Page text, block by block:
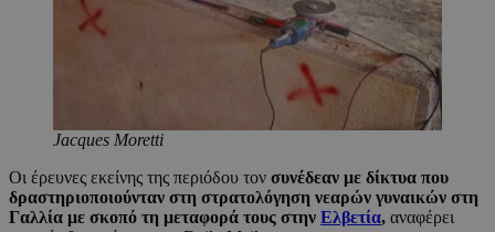
Jacques Μoretti
Οι έρευνες εκείνης της περιόδου τον συνέδεαν με δίκτυα που
δραστηριοποιούνταν στη στρατολόγηση νεαρών γυναικών στη
Γαλλία με σκοπό τη μεταφορά τους στην Ελβετία, αναφέρει